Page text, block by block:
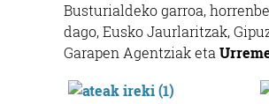
Busturialdeko garroa,
dago, Eusko Jaurlaritzak,
Garapen Agentziak eta